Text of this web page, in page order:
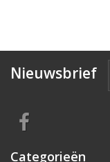
Nieuwsbrief
Categorieën